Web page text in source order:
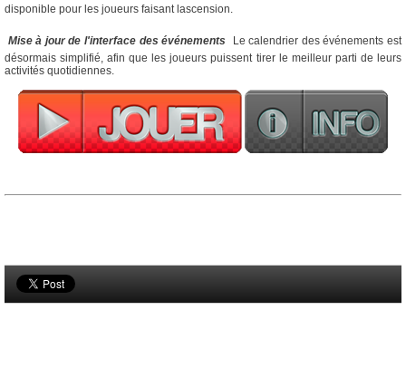
disponible pour les joueurs faisant lascension.
Mise à jour de l'interface des événements  Le calendrier des événements est
désormais simplifié, afin que les joueurs puissent tirer le meilleur parti de leurs
activités quotidiennes.